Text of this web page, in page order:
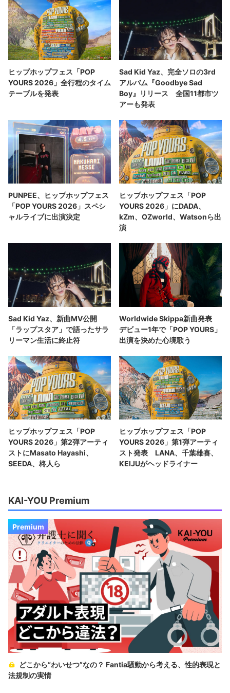
ヒップホップフェス「POP
YOURS 2026」全行程のタイム
テーブルを発表
Sad Kid Yaz、完全ソロの3rd
アルバム『Goodbye Sad
Boy』リリース 全国11都市ツ
アーも発表
PUNPEE、ヒップホップフェス
「POP YOURS 2026」スペシ
ャルライブに出演決定
ヒップホップフェス「POP
YOURS 2026」にDADA、
kZm、OZworld、Watsonら出
演
Sad Kid Yaz、新曲MV公開
「ラップスタア」で語ったサラ
リーマン生活に終止符
Worldwide Skippa新曲発表
デビュー1年で「POP YOURS」
出演を決めた心境歌う
ヒップホップフェス「POP
YOURS 2026」第2弾アーティ
ストにMasato Hayashi、
SEEDA、柊人ら
ヒップホップフェス「POP
YOURS 2026」第1弾アーティ
スト発表 LANA、千葉雄喜、
KEIJUがヘッドライナー
KAI-YOU Premium
Premium
どこから“わいせつ”なの？ Fantia騒動から考える、性的表現と
法規制の実情